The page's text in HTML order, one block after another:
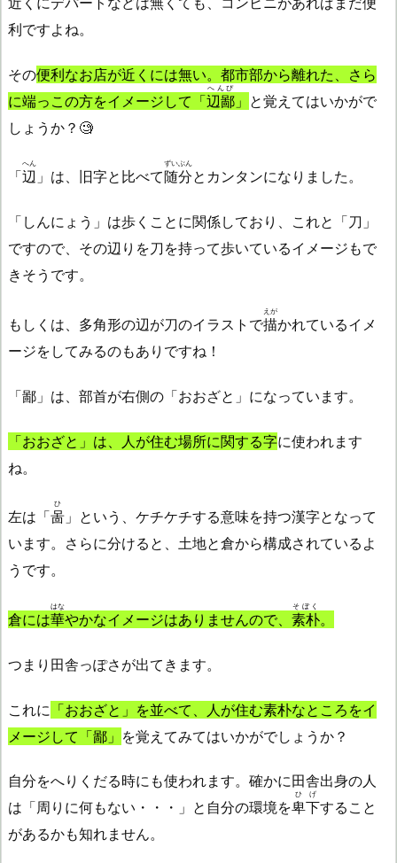
利ですよね。
その便利なお店が近くには無い。都市部から離れた、さら
に端っこの方をイメージして「辺鄙
へんぴ
」 と覚えてはいかがで
しょうか？🧐
「辺
へん
」は、旧字と比べて随分
ずいぶん
とカンタンになりました。
「しんにょう」は歩くことに関係しており、これと「刀」
ですので、その辺りを刀を持って歩いているイメージもで
きそうです。
もしくは、多角形の辺が刀のイラストで描
えが
かれているイメ
ージをしてみるのもありですね！
「鄙」は、部首が右側の「おおざと」になっています。
「おおざと」は、人が住む場所に関する字に使われます
ね。
左は「啚
ひ
」という、ケチケチする意味を持つ漢字となって
います。さらに分けると、土地と倉から構成されているよ
うです。
倉には華
はな
やかなイメージはありませんので、 素朴
そぼく
。
つまり田舎っぽさが出てきます。
これに 「おおざと」を並べて、人が住む素朴なところをイ
メージして「鄙」 を覚えてみてはいかがでしょうか？
自分をへりくだる時にも使われます。確かに田舎出身の人
は「周りに何もない・・・」と自分の環境を卑下
ひげ
すること
があるかも知れません。